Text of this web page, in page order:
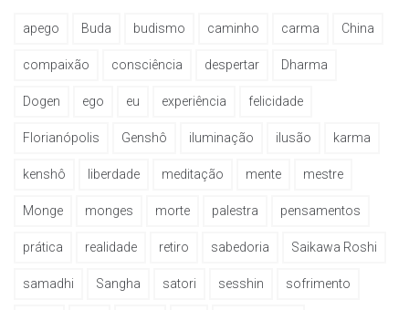
apego Buda budismo caminho carma China
compaixão consciência despertar Dharma
Dogen ego eu experiência felicidade
Florianópolis Genshô iluminação ilusão karma
kenshô liberdade meditação mente mestre
Monge monges morte palestra pensamentos
prática realidade retiro sabedoria Saikawa Roshi
samadhi Sangha satori sesshin sofrimento